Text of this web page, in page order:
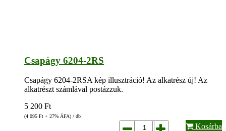
Csapágy 6204-2RS
Csapágy 6204-2RSA kép illusztráció! Az alkatrész új! Az
alkatrészt számlával postázzuk.
5 200 Ft
(4 095 Ft + 27% ÁFA) / db
Kosárba